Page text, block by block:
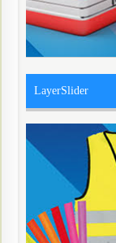
LayerSlider